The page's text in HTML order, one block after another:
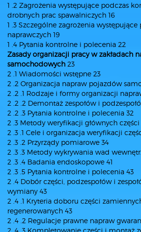
1 .2 Zagrożenia występujące podczas
drobnych prac spawalniczych 16
1 .3 Szczególne zagrożenia występujące
naprawczych 19
1 .4 Pytania kontrolne i polecenia 22
Zasady organizacji pracy w zakładach
samochodowych 23
2 .1 Wiadomości wstępne 23
2 .2 Organizacja napraw pojazdów
2 .2 .1 Rodzaje i formy organizacji
2 .2 .2 Demontaż zespołów i
2 .2 .3 Pytania kontrolne i polecenia 32
2 .3 Metody weryfikacji głównych
2 .3 .1 Cele i organizacja weryfikacji
2 .3 .2 Przyrządy pomiarowe 34
2 .3 .3 Metody wykrywania wad
2 .3 .4 Badania endoskopowe 41
2 .3 .5 Pytania kontrolne i polecenia 43
2 .4 Dobór części, podzespołów i
wymiany 43
2 .4 .1 Kryteria doboru części
regenerowanych 43
2 .4 .2 Regulacje prawne napraw
2 .4 .3 Kompletowanie części i montaż